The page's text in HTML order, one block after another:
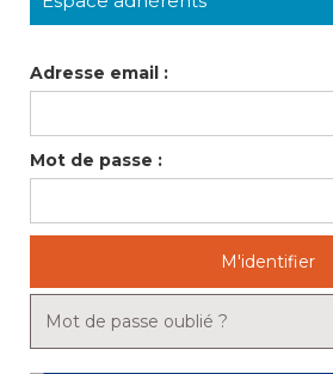
Adresse email :
Mot de passe :
M'identifier
Mot de passe oublié ?